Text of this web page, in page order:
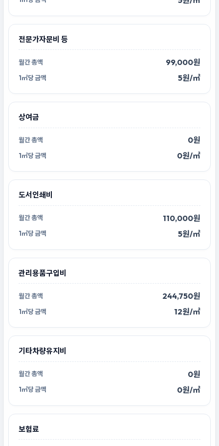
전문가자문비 등
99,000원
5원/㎡
상여금
0원
0원/㎡
도서인쇄비
110,000원
5원/㎡
관리용품구입비
244,750원
12원/㎡
기타차량유지비
0원
0원/㎡
보험료